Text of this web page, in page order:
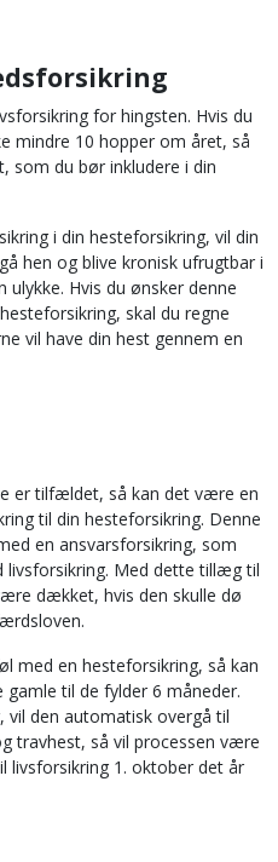
for hingsten. Hvis du
mindre 10 hopper om året, så
som du bør inkludere i din
i din hesteforsikring, vil din
hen og blive kronisk ufrugtbar i
Hvis du ønsker denne
skal du regne
vil have din hest gennem en
er tilfældet, så kan det være en
til din hesteforsikring. Denne
en ansvarsforsikring, som
Med dette tillæg til
dækket, hvis den skulle dø
med en hesteforsikring, så kan
til de fylder 6 måneder.
vil den automatisk overgå til
travhest, så vil processen være
livsforsikring 1. oktober det år